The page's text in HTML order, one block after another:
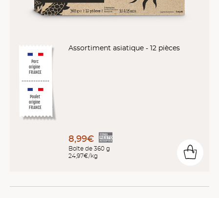
Poulet
origine
FRANCE
Porc
origine
FRANCE
Assortiment asiatique - 12 pièces
8,99€
Boîte de 360 g
24,97€/kg